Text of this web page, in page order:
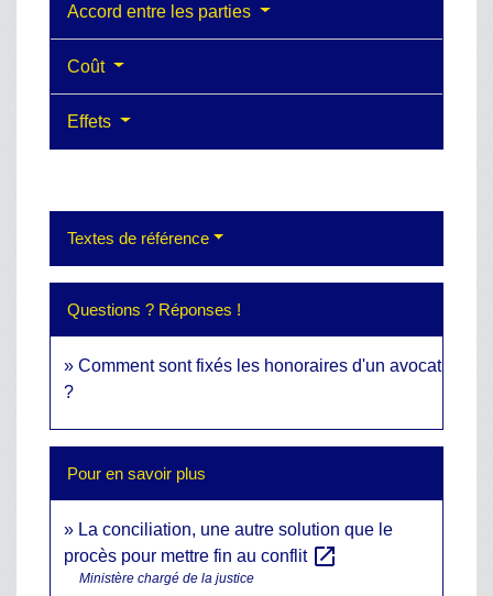
Accord entre les parties
Coût
Effets
Textes de référence
Questions ? Réponses !
Comment sont fixés les honoraires d'un avocat
?
Pour en savoir plus
La conciliation, une autre solution que le
procès pour mettre fin au conflit open_in_new
Ministère chargé de la justice